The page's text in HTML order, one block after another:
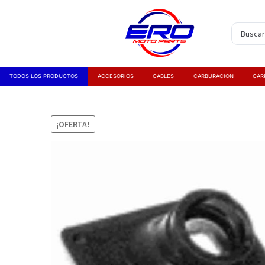
TODOS LOS PRODUCTOS ACCESORIOS CABLES CARBURACION
¡OFERTA!